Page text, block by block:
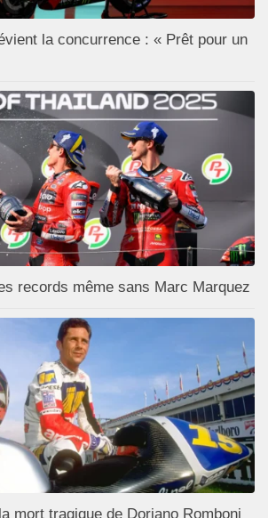
la concurrence : « Prêt pour un
records même sans Marc Marquez
mort tragique de Doriano Romboni